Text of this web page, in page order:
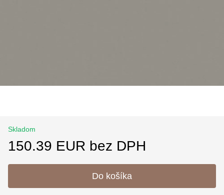
Skladom
150.39 EUR bez DPH
Do košíka